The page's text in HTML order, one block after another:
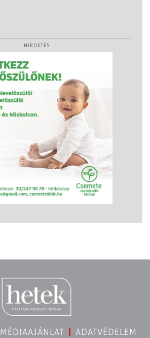
HIRDETÉS
MÉDIAAJÁNLAT
ADATVÉDELEM